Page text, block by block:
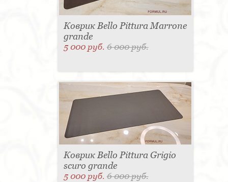
Коврик Bello Pittura Marrone
grande
5 000 руб.6 000 руб.
Коврик Bello Pittura Grigio
scuro grande
5 000 руб.6 000 руб.